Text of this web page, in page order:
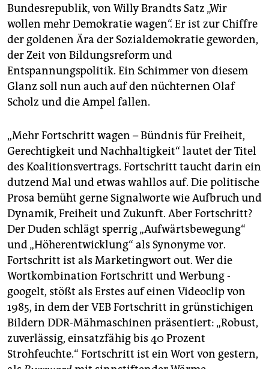
Bundesrepublik, von Willy Brandts Satz „Wir
wollen mehr Demokratie wagen“. Er ist zur Chiffre
der goldenen Ära der Sozialdemokratie geworden,
der Zeit von Bildungsreform und
Entspannungspolitik. Ein Schimmer von diesem
Glanz soll nun auch auf den nüchternen Olaf
Scholz und die Ampel fallen.
„Mehr Fortschritt wagen – Bündnis für Freiheit,
Gerechtigkeit und Nachhaltigkeit“ lautet der Titel
des Koalitionsvertrags. Fortschritt taucht darin ein
dutzend Mal und etwas wahllos auf. Die politische
Prosa bemüht gerne Signalworte wie Aufbruch und
Dynamik, Freiheit und Zukunft. Aber Fortschritt?
Der ­Duden schlägt sperrig „Aufwärtsbewegung“
und „Höherentwicklung“ als Synonyme vor.
Fortschritt ist als Marketingwort out. Wer die
Wortkombination Fortschritt und Werbung ­
googelt, stößt als Erstes auf ­einen Videoclip von
1985, in dem der VEB Fortschritt in grünstichigen
Bildern DDR-Mähmaschinen präsentiert: „Robust,
zuverlässig, einsatzfähig bis 40 Prozent
Strohfeuchte.“ Fortschritt ist ein Wort von gestern,